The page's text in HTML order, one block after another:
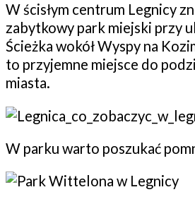
W ścisłym centrum Legnicy
zabytkowy park miejski przy
Ścieżka wokół Wyspy na
to przyjemne miejsce do
miasta.
W parku warto poszukać